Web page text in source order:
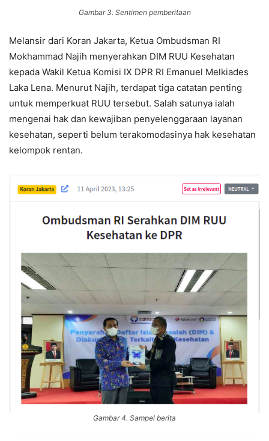
Gambar 3. Sentimen pemberitaan
Melansir dari Koran Jakarta, Ketua Ombudsman RI
Mokhammad Najih menyerahkan DIM RUU Kesehatan
kepada Wakil Ketua Komisi IX DPR RI Emanuel Melkiades
Laka Lena. Menurut Najih, terdapat tiga catatan penting
untuk memperkuat RUU tersebut. Salah satunya ialah
mengenai hak dan kewajiban penyelenggaraan layanan
kesehatan, seperti belum terakomodasinya hak kesehatan
kelompok rentan.
Gambar 4. Sampel berita